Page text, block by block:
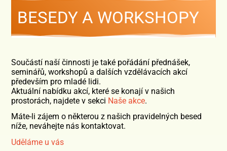
BESEDY A WORKSHOPY
Součástí naší činnosti je také pořádání přednášek,
seminářů, workshopů a dalších vzdělávacích akcí
především pro mladé lidi.
Aktuální nabídku akcí, které se konají v našich
prostorách, najdete v sekci Naše akce.
Máte-li zájem o některou z našich pravidelných besed
níže, neváhejte nás kontaktovat.
Uděláme u vás